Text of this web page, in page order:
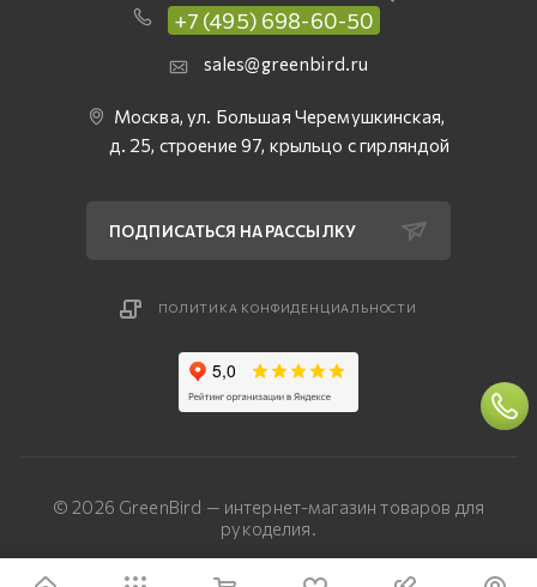
+7 (495) 698-60-50
sales@greenbird.ru
Москва, ул. Большая Черемушкинская,
д. 25, строение 97, крыльцо с гирляндой
ПОДПИСАТЬСЯ НА РАССЫЛКУ
ПОЛИТИКА КОНФИДЕНЦИАЛЬНОСТИ
© 2026 GreenBird — интернет-магазин товаров для
рукоделия.
Разработка сайта — «Четвертый Рим»